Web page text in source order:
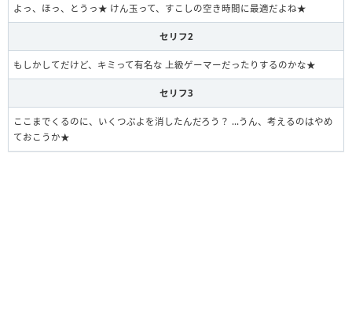
よっ、ほっ、とうっ★ けん玉って、すこしの空き時間に最適だよね★
セリフ2
もしかしてだけど、キミって有名な 上級ゲーマーだったりするのかな★
セリフ3
ここまでくるのに、いくつぷよを消したんだろう？ …うん、考えるのはやめ
ておこうか★